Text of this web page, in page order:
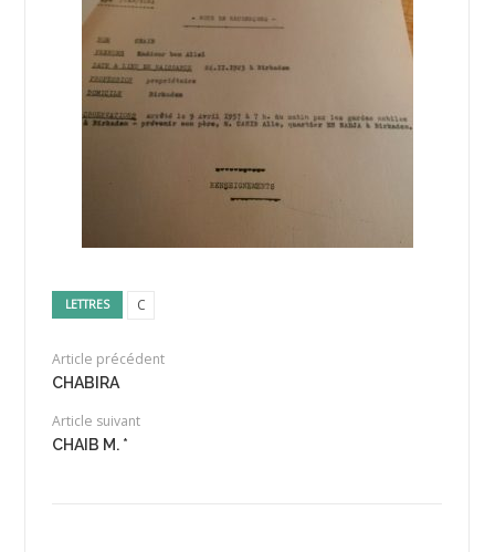
LETTRES C
Article précédent
CHABIRA
Article suivant
CHAIB M. *